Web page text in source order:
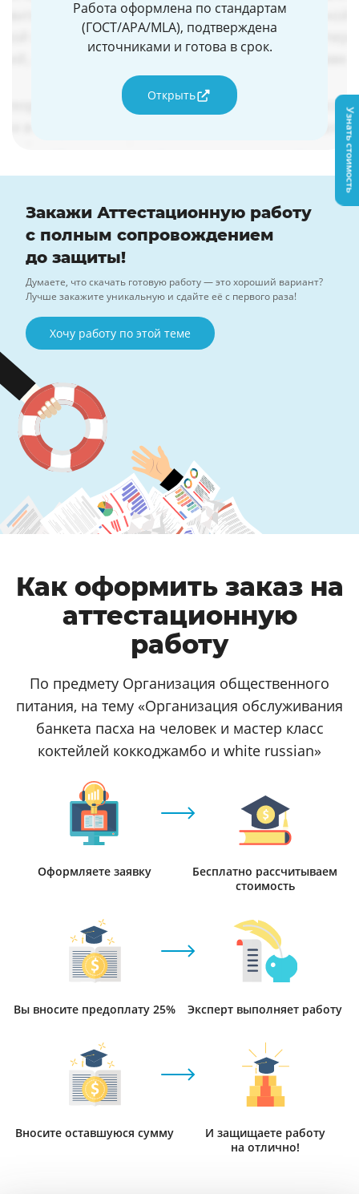
Работа оформлена по стандартам
(ГОСТ/APA/MLA), подтверждена
источниками и готова в срок.
Открыть
Закажи Аттестационную работу
с полным сопровождением
до защиты!
Думаете, что скачать готовую работу — это хороший вариант?
Лучше закажите уникальную и сдайте её с первого раза!
Хочу работу по этой теме
Как оформить заказ на
аттестационную
работу
По предмету Организация общественного
питания, на тему «Организация обслуживания
банкета пасха на человек и мастер класс
коктейлей коккоджамбо и white russian»
Оформляете заявку
Бесплатно рассчитываем
стоимость
Вы вносите предоплату 25% Эксперт выполняет работу
Вносите оставшуюся сумму
И защищаете работу
на отлично!
Узнать стоимость